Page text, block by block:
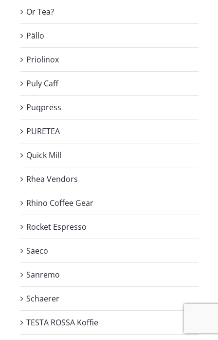
Or Tea?
Pällo
Priolinox
Puly Caff
Puqpress
PURETEA
Quick Mill
Rhea Vendors
Rhino Coffee Gear
Rocket Espresso
Saeco
Sanremo
Schaerer
TESTA ROSSA Koffie